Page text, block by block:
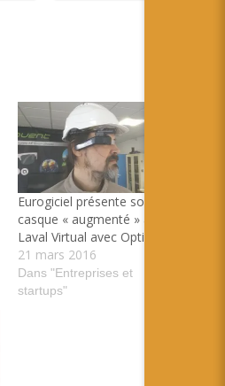
Eurogiciel présente son
casque « augmenté » à
Laval Virtual avec Optinvent
21 mars 2016
Dans "Entreprises et
startups"